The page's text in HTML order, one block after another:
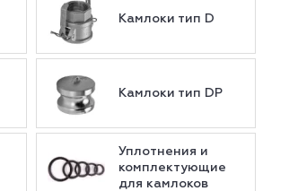
Камлоки тип D
Камлоки тип DP
Уплотнения и
комплектующие
для камлоков